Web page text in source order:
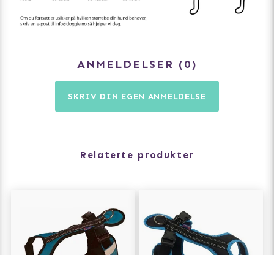
Mål rundt halsen der hunden vanligvis har sitt halsbånd
Mål rundt brystet
ANMELDELSER 0
SKRIV DIN EGEN ANMELDELSE
Relaterte produkter